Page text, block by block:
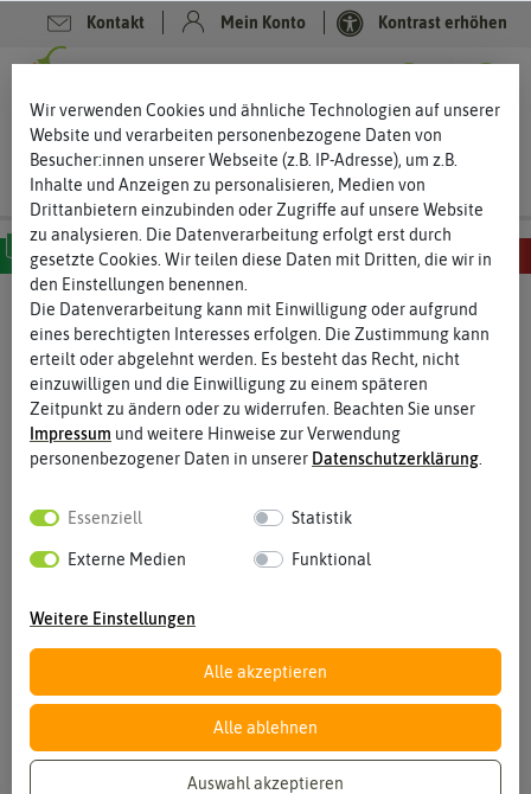
Kontakt Mein Konto Kontrast erhöhen
MILD SCHARF SEHR SCHARF
Wir verwenden Cookies und ähnliche Technologien auf unserer
Website und verarbeiten personenbezogene Daten von
Besucher:innen unserer Webseite (z.B. IP-Adresse), um z.B.
Inhalte und Anzeigen zu personalisieren, Medien von
Drittanbietern einzubinden oder Zugriffe auf unsere Website
zu analysieren. Die Datenverarbeitung erfolgt erst durch
gesetzte Cookies. Wir teilen diese Daten mit Dritten, die wir in
den Einstellungen benennen.
Die Datenverarbeitung kann mit Einwilligung oder aufgrund
eines berechtigten Interesses erfolgen. Die Zustimmung kann
erteilt oder abgelehnt werden. Es besteht das Recht, nicht
einzuwilligen und die Einwilligung zu einem späteren
Zeitpunkt zu ändern oder zu widerrufen. Beachten Sie unser
Impressum und weitere Hinweise zur Verwendung
personenbezogener Daten in unserer Daten­schutz­erklärung
Essenziell Statistik
Externe Medien Funktional
Weitere Einstellungen
Alle akzeptieren
Alle ablehnen
Auswahl akzeptieren